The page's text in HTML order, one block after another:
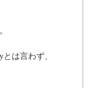
は言わず、